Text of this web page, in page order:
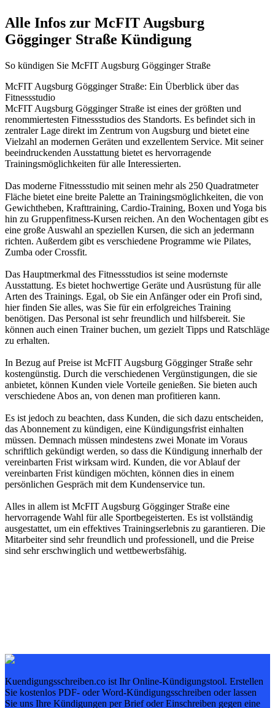
Alle Infos zur McFIT Augsburg
Gögginger Straße Kündigung
So kündigen Sie McFIT Augsburg Gögginger Straße
McFIT Augsburg Gögginger Straße: Ein Überblick über das
Fitnessstudio
McFIT Augsburg Gögginger Straße ist eines der größten und
renommiertesten Fitnessstudios des Standorts. Es befindet sich in
zentraler Lage direkt im Zentrum von Augsburg und bietet eine
Vielzahl an modernen Geräten und exzellentem Service. Mit seiner
beeindruckenden Ausstattung bietet es hervorragende
Trainingsmöglichkeiten für alle Interessierten.
Das moderne Fitnessstudio mit seinen mehr als 250 Quadratmeter
Fläche bietet eine breite Palette an Trainingsmöglichkeiten, die von
Gewichtheben, Krafttraining, Cardio-Training, Boxen und Yoga bis
hin zu Gruppenfitness-Kursen reichen. An den Wochentagen gibt es
eine große Auswahl an speziellen Kursen, die sich an jedermann
richten. Außerdem gibt es verschiedene Programme wie Pilates,
Zumba oder Crossfit.
Das Hauptmerkmal des Fitnessstudios ist seine modernste
Ausstattung. Es bietet hochwertige Geräte und Ausrüstung für alle
Arten des Trainings. Egal, ob Sie ein Anfänger oder ein Profi sind,
hier finden Sie alles, was Sie für ein erfolgreiches Training
benötigen. Das Personal ist sehr freundlich und hilfsbereit. Sie
können auch einen Trainer buchen, um gezielt Tipps und Ratschläge
zu erhalten.
In Bezug auf Preise ist McFIT Augsburg Gögginger Straße sehr
kostengünstig. Durch die verschiedenen Vergünstigungen, die sie
anbietet, können Kunden viele Vorteile genießen. Sie bieten auch
verschiedene Abos an, von denen man profitieren kann.
Es ist jedoch zu beachten, dass Kunden, die sich dazu entscheiden,
das Abonnement zu kündigen, eine Kündigungsfrist einhalten
müssen. Demnach müssen mindestens zwei Monate im Voraus
schriftlich gekündigt werden, so dass die Kündigung innerhalb der
vereinbarten Frist wirksam wird. Kunden, die vor Ablauf der
vereinbarten Frist kündigen möchten, können dies in einem
persönlichen Gespräch mit dem Kundenservice tun.
Alles in allem ist McFIT Augsburg Gögginger Straße eine
hervorragende Wahl für alle Sportbegeisterten. Es ist vollständig
ausgestattet, um ein effektives Trainingserlebnis zu garantieren. Die
Mitarbeiter sind sehr freundlich und professionell, und die Preise
sind sehr erschwinglich und wettbewerbsfähig.
Kuendigungsschreiben.co ist Ihr Online-Kündigungstool. Erstellen
Sie kostenlos PDF- oder Word-Kündigungsschreiben oder lassen
Sie uns Ihre Kündigungen per Brief oder Einschreiben gegen eine